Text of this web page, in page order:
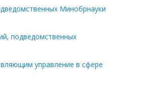
Минобрнауки
подведомственных
управление в сфере